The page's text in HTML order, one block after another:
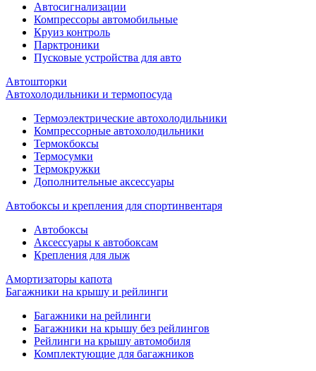
Автосигнализации
Компрессоры автомобильные
Круиз контроль
Парктроники
Пусковые устройства для авто
Автошторки
Автохолодильники и термопосуда
Термоэлектрические автохолодильники
Компрессорные автохолодильники
Термокбоксы
Термосумки
Термокружки
Дополнительные аксессуары
Автобоксы и крепления для спортинвентаря
Автобоксы
Аксессуары к автобоксам
Крепления для лыж
Амортизаторы капота
Багажники на крышу и рейлинги
Багажники на рейлинги
Багажники на крышу без рейлингов
Рейлинги на крышу автомобиля
Комплектующие для багажников